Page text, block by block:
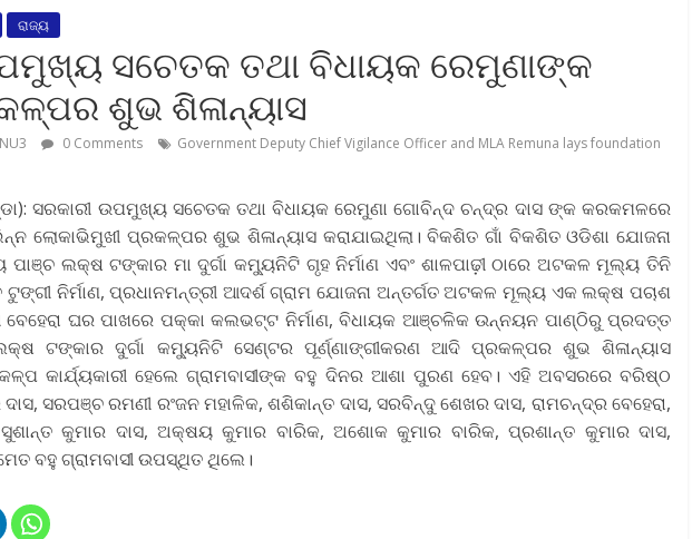
ରାଜ୍ୟ
ସଚେତକ ତଥା ବିଧାୟକ ରେମୁଣାଙ୍କ
ଶୁଭ ଶିଳାନ୍ୟାସ
0 Comments
Government Deputy Chief Vigilance Officer and MLA Remuna lays foundation
ସରକାରୀ ଉପମୁଖ୍ୟ ସଚେତକ ତଥା ବିଧାୟକ ରେମୁଣା ଗୋବିନ୍ଦ ଚନ୍ଦ୍ର ଦାସ ଙ୍କ କରକମଳରେ
ଲୋକାଭିମୁଖୀ ପ୍ରକଳ୍ପର ଶୁଭ ଶିଳାନ୍ୟାସ କରାଯାଇଥିଲା। ବିକଶିତ ଗାଁ ବିକଶିତ ଓଡିଶା ଯୋଜନା
ଲକ୍ଷ ଟଙ୍କାର ମା ଦୁର୍ଗା କମ୍ୟୁନିଟି ଗୃହ ନିର୍ମାଣ ଏବଂ ଶାଳପାଢ଼ୀ ଠାରେ ଅଟକଳ ମୂଲ୍ୟ ତିନି
ନିର୍ମାଣ, ପ୍ରଧାନମନ୍ତ୍ରୀ ଆଦର୍ଶ ଗ୍ରାମ ଯୋଜନା ଅନ୍ତର୍ଗତ ଅଟକଳ ମୂଲ୍ୟ ଏକ ଲକ୍ଷ ପଚାଶ
ଘର ପାଖରେ ପକ୍କା କଲଭଟ୍ଟ ନିର୍ମାଣ, ବିଧାୟକ ଆଞ୍ଚଳିକ ଉନ୍ନୟନ ପାଣ୍ଠିରୁ ପ୍ରଦତ୍ତ
ଟଙ୍କାର ଦୁର୍ଗା କମ୍ୟୁନିଟି ସେଣ୍ଟର ପୂର୍ଣ୍ଣାଙ୍ଗୀକରଣ ଆଦି ପ୍ରକଳ୍ପର ଶୁଭ ଶିଳାନ୍ୟାସ
କାର୍ଯ୍ୟକାରୀ ହେଲେ ଗ୍ରାମବାସୀଙ୍କ ବହୁ ଦିନର ଆଶା ପୁରଣ ହେବ। ଏହି ଅବସରରେ ବରିଷ୍ଠ
ସରପଞ୍ଚ ରମଣୀ ରଂଜନ ମହାଳିକ, ଶଶିକାନ୍ତ ଦାସ, ସରବିନ୍ଦୁ ଶେଖର ଦାସ, ରାମଚନ୍ଦ୍ର ବେହେରା,
କୁମାର ଦାସ, ଅକ୍ଷୟ କୁମାର ବାରିକ, ଅଶୋକ କୁମାର ବାରିକ, ପ୍ରଶାନ୍ତ କୁମାର ଦାସ,
ବହୁ ଗ୍ରାମବାସୀ ଉପସ୍ଥିତ ଥିଲେ।